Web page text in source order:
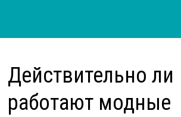
Действительно ли
работают модные